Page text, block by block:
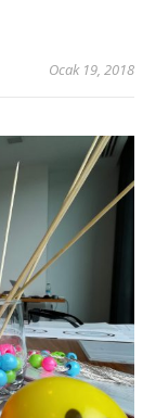
Ocak 19, 2018